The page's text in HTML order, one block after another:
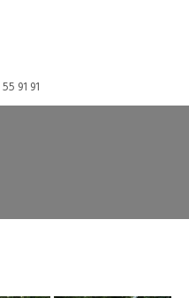
91 91